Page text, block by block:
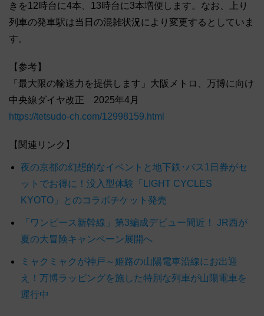
きを12時台に4本、13時台に3本増便します。なお、上り
列車の発車駅は当日の混雑状況により変更するとしていま
す。
【参考】
「最大限の輸送力を提供します」大阪メトロ、万博に向け
中央線ダイヤ改正 2025年4月
https://tetsudo-ch.com/12998159.html
【関連リンク】
夜の京都の幻想的なイベントと地下鉄･バス1日券がセ
ットでお得に！没入型体験「LIGHT CYCLES
KYOTO」とのコラボチケット発売
「ワンピース新幹線」第3編成デビュー間近！ JR西が
夏の大冒険キャンペーン展開へ
ミャクミャクが神戸～姫路の山陽電車沿線にお出迎
え！万博ラッピングを施した特別な列車が山陽電車を
運行中